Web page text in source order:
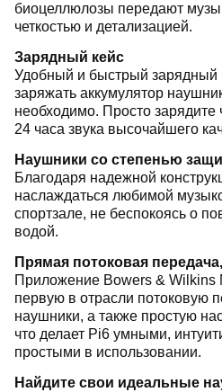
биоцеллюлозы передают
четкостью и детализацией.
Зарядный кейс
Удобный и быстрый зарядный
заряжать аккумулятор
необходимо. Просто
24 часа звука высочайшего
Наушники со степенью
Благодаря надежной
наслаждаться любимой
спортзале, не беспокоясь о
водой.
Прямая потоковая
Приложение Bowers & Wilkins
первую в отрасли потоковую
наушники, а также простую
что делает Pi6 умными,
простыми в использовании.
Найдите свои идеальные